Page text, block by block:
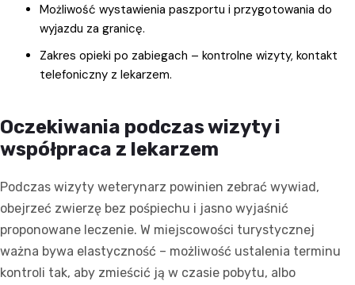
Możliwość wystawienia paszportu i przygotowania do
wyjazdu za granicę.
Zakres opieki po zabiegach – kontrolne wizyty, kontakt
telefoniczny z lekarzem.
Oczekiwania podczas wizyty i
współpraca z lekarzem
Podczas wizyty weterynarz powinien zebrać wywiad,
obejrzeć zwierzę bez pośpiechu i jasno wyjaśnić
proponowane leczenie. W miejscowości turystycznej
ważna bywa elastyczność – możliwość ustalenia terminu
kontroli tak, aby zmieścić ją w czasie pobytu, albo